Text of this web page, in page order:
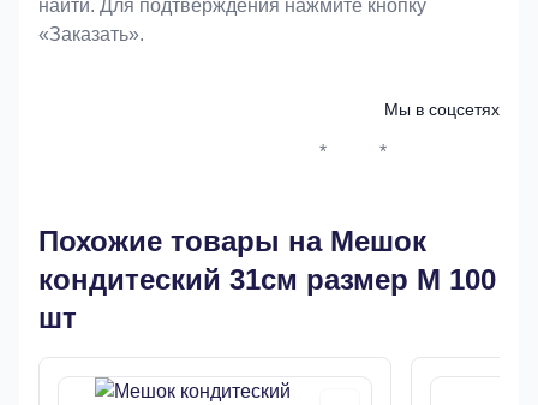
найти. Для подтверждения нажмите кнопку
«Заказать».
Мы в соцсетях
* *
Похожие товары на Мешок
кондитеский 31см размер М 100
шт